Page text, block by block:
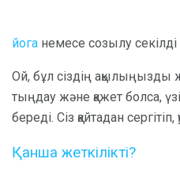
йога немесе созылу секілді
Ой, бұл сіздің ақылыңызды
тыңдау және қажет болса,
береді. Сіз қайтадан
Қанша жеткілікті?